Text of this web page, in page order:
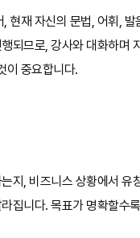
현재 자신의 문법, 어휘, 발
되므로, 강사와 대화하며
이 중요합니다.
지, 비즈니스 상황에서 유
집니다. 목표가 명확할수